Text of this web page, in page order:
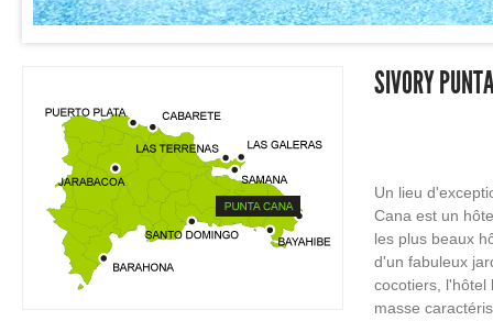
SIVORY
Un lieu
Cana est un
les plus beaux
d'un fabuleux
cocotiers, l'hôtel
masse